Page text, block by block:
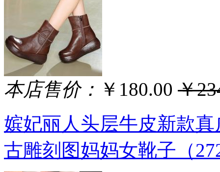
本店售价： ￥180.00 ￥
嫔妃丽人头层牛皮新款
古雕刻图妈妈女靴子（